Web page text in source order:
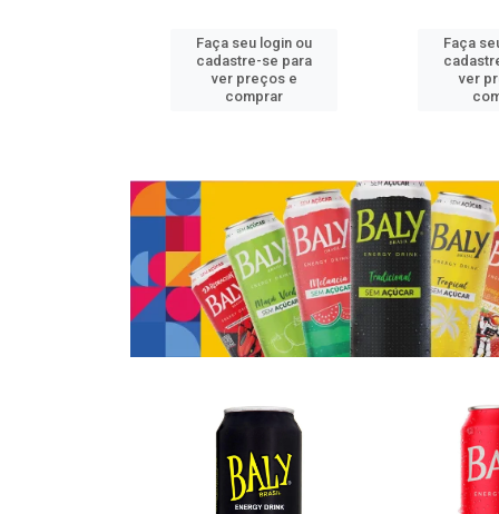
Faça seu login ou
cadastre-se para
ver preços e
comprar
Faça
ver